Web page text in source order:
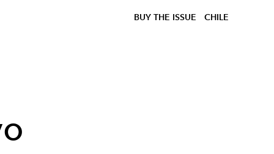
BUY THE ISSUE CHILE